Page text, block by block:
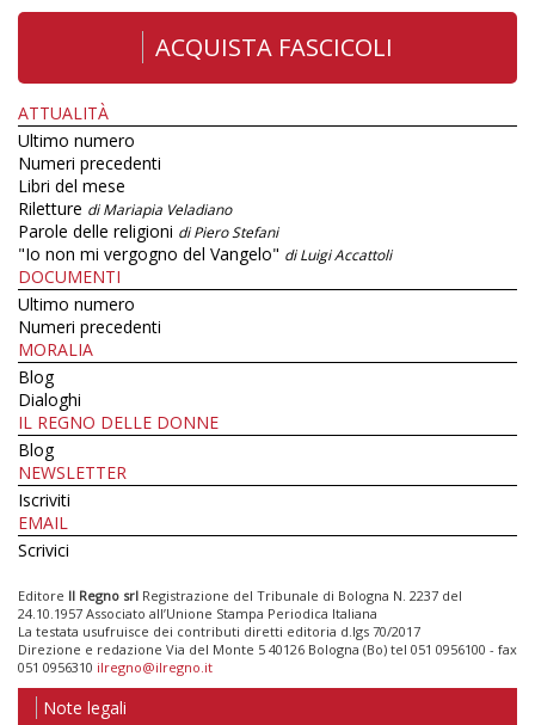
ACQUISTA FASCICOLI
ATTUALITÀ
Ultimo numero
Numeri precedenti
Libri del mese
Riletture di Mariapia Veladiano
Parole delle religioni di Piero Stefani
"Io non mi vergogno del Vangelo" di Luigi Accattoli
DOCUMENTI
Ultimo numero
Numeri precedenti
MORALIA
Blog
Dialoghi
IL REGNO DELLE DONNE
Blog
NEWSLETTER
Iscriviti
EMAIL
Scrivici
Editore Il Regno srl Registrazione del Tribunale di Bologna N. 2237 del
24.10.1957 Associato all’Unione Stampa Periodica Italiana
La testata usufruisce dei contributi diretti editoria d.lgs 70/2017
Direzione e redazione Via del Monte 5 40126 Bologna (Bo) tel 051 0956100 - fax
051 0956310 ilregno@ilregno.it
Note legali